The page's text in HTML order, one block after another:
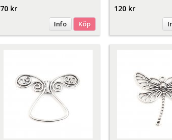
70 kr
Info Köp
120 kr